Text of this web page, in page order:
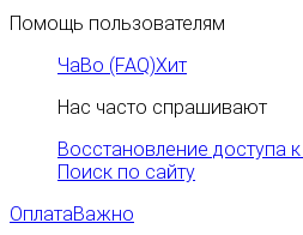
Помощь пользователям
ЧаВо (FAQ)Хит
Нас часто спрашивают
Восстановление доступа к
Поиск по сайту
ОплатаВажно